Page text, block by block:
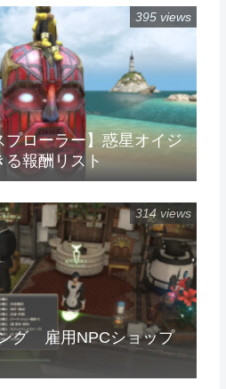
プローラー】惑星オイジ
る報酬リスト
395 views
グ 雇用NPCショップ
314 views